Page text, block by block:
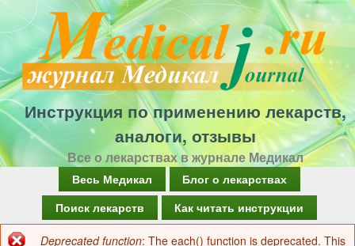
Перейти
к
основному
содержанию
Инструкция по применению лекарств,
аналоги, отзывы
Все о лекарствах в журнале Медикал
а
Весь Медикал
Блог о лекарствах
Поиск лекарств
Как читать инструкции
Deprecated function: The each() function is deprecated. This